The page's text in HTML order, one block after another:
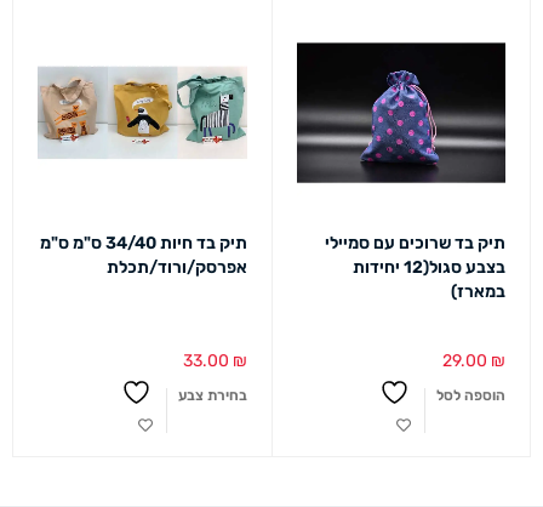
תיק בד שרוכים עם סמיילי
בצבע סגול(12 יחידות
במארז)
29.00 ₪
הוספה לסל
תיק בד חיות 34/40 ס"מ ס"מ
אפרסק/ורוד/תכלת
33.00 ₪
בחירת צבע